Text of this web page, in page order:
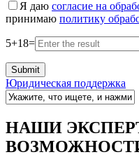
Я даю согласие на
принимаю политику
5+18=
Юридическая поддержка
НАШИ